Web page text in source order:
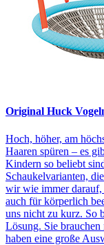
Original Huck
Hoch, höher, am
Haaren spüren – es
Kindern so beliebt
Schaukelvarianten,
wir wie immer darauf,
auch für körperlich
uns nicht zu kurz. So
Lösung. Sie
haben eine große